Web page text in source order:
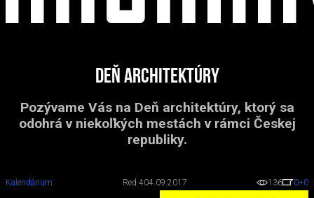
Deň architektúry
Pozývame Vás na Deň architektúry, ktorý sa
odohrá v niekoľkých mestách v rámci Českej
republiky.
Kalendárium Red 404.09.2017 136 0+0